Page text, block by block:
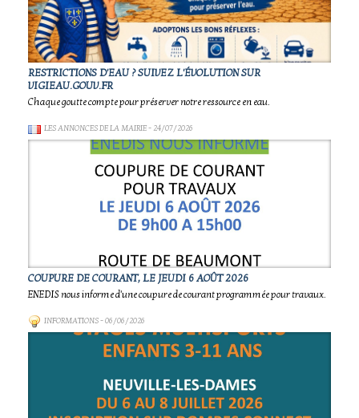
RESTRICTIONS D'EAU ? SUIVEZ L'ÉVOLUTION SUR
VIGIEAU.GOUV.FR
Chaque goutte compte pour préserver notre ressource en eau.
LES ANNONCES DE LA MAIRIE- 24/07/2026
COUPURE DE COURANT, LE JEUDI 6 AOÛT 2026
ENEDIS nous informe d'une coupure de courant programmée pour travaux.
INFORMATIONS- 06/06/2026